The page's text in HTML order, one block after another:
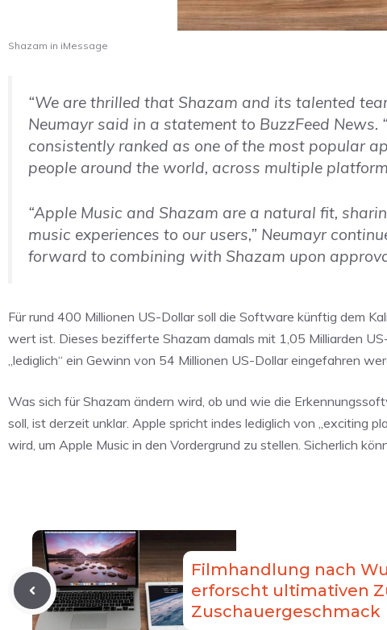
Shazam in iMessage
“We are thrilled that Shazam and its talented
Neumayr said in a statement to BuzzFeed
consistently ranked as one of the most popular
people around the world, across multiple
“Apple Music and Shazam are a natural fit,
music experiences to our users,” Neumayr
forward to combining with Shazam upon
Für rund 400 Millionen US-Dollar soll die Software künftig dem
wert ist. Dieses bezifferte Shazam damals mit 1,05 Milliarden
„lediglich“ ein Gewinn von 54 Millionen US-Dollar eingefahren
Was sich für Shazam ändern wird, ob und wie die
soll, ist derzeit unklar. Apple spricht indes lediglich von „exciting
wird, um Apple Music in den Vordergrund zu stellen. Sicherlich
Filmhandlung nach
erforscht ultimativen
Zuschauergeschmack